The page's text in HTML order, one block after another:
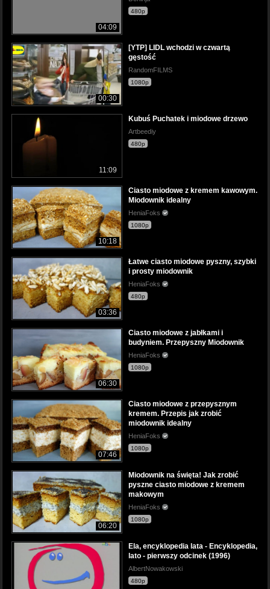
04:09
480p
00:30
[YTP] LIDL wchodzi w czwartą
gęstość
RandomFILMS
1080p
11:09
Kubuś Puchatek i miodowe drzewo
Artbeediy
480p
10:18
Ciasto miodowe z kremem kawowym.
Miodownik idealny
HeniaFoks
1080p
03:36
Łatwe ciasto miodowe pyszny, szybki
i prosty miodownik
HeniaFoks
480p
06:30
Ciasto miodowe z jabłkami i
budyniem. Przepyszny Miodownik
HeniaFoks
1080p
07:46
Ciasto miodowe z przepysznym
kremem. Przepis jak zrobić
miodownik idealny
HeniaFoks
1080p
06:20
Miodownik na święta! Jak zrobić
pyszne ciasto miodowe z kremem
makowym
HeniaFoks
1080p
Ela, encyklopedia lata - Encyklopedia,
lato - pierwszy odcinek (1996)
AlbertNowakowski
480p